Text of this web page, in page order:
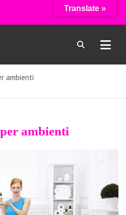
Museo
ambienti
ambienti
Translate »